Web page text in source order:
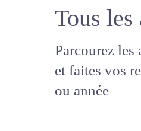
Tous
Parcourez
Fourrages,
mot-clé,